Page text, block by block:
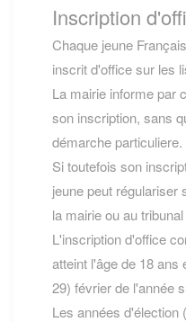
Inscription
Chaque jeune
inscrit d'office sur les
La mairie informe par
son inscription, sans
démarche particuliere.
Si toutefois son
jeune peut régulariser
la mairie ou au
L'inscription d'office
atteint l'âge de 18 ans
29) février de l'année
Les années d'élection